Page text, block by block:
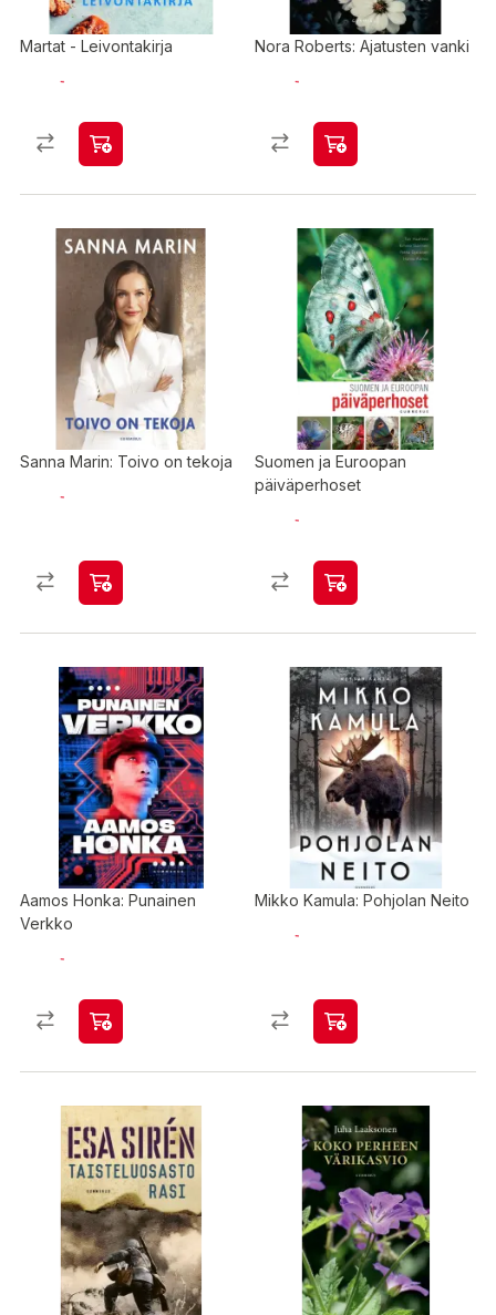
Martat - Leivontakirja Nora Roberts: Ajatusten vanki
Sanna Marin: Toivo on tekoja
Suomen ja Euroopan
päiväperhoset
Aamos Honka: Punainen
Verkko
Mikko Kamula: Pohjolan Neito